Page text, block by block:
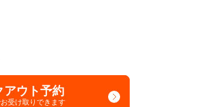
アウト予約
受け取りできます